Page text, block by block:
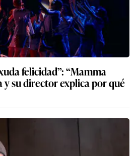
felicidad”: “Mamma
y su director explica por qué